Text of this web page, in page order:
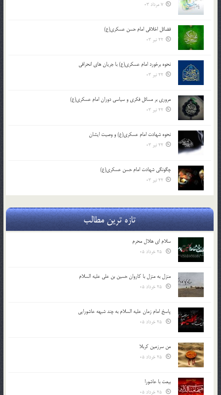
7 مرداد 03
فضائل اخلاقی امام حسن عسکری(ع)
22 تیر 03
نحوه برخورد امام عسکری(ع) با جریان های انحرافی
22 تیر 03
مروری بر مسائل فکری و سیاسی دوران امام عسکری(ع)
22 تیر 03
نحوه شهادت امام عسکری(ع) و وصیت ایشان
22 تیر 03
چگونگی شهادت امام حسن عسکری(ع)
22 تیر 03
تازه ترین مطالب
سلام ای هلال محرم
منزل به منزل با کاروان حسین بن علی علیه السلام
پاسخ امام زمان علیه السلام به چند شبهه عاشورایی
من سرزمین کربلا
بیعت با عاشورا